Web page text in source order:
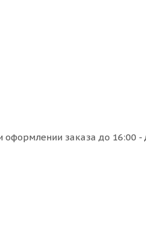
заказа до 16:00 -